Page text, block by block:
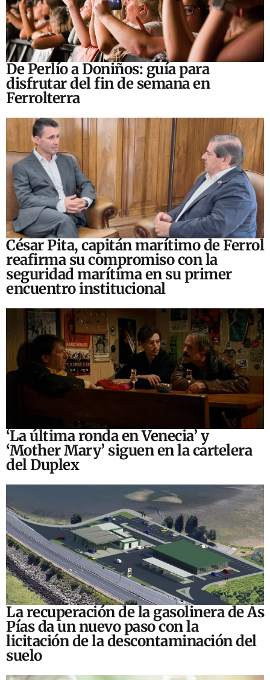
De Perlío a Doniños: guía para
disfrutar del fin de semana en
Ferrolterra
César Pita, capitán marítimo de Ferrol
reafirma su compromiso con la
seguridad marítima en su primer
encuentro institucional
‘La última ronda en Venecia’ y
‘Mother Mary’ siguen en la cartelera
del Duplex
La recuperación de la gasolinera de As
Pías da un nuevo paso con la
licitación de la descontaminación del
suelo